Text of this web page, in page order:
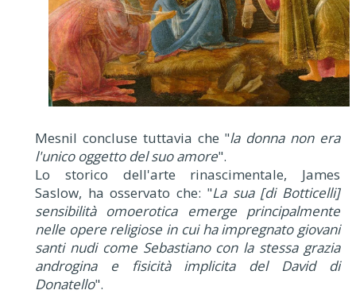
Mesnil concluse tuttavia che "la donna non era
l'unico oggetto del suo amore".
Lo storico dell'arte rinascimentale, James
Saslow, ha osservato che: "La sua [di Botticelli]
sensibilità omoerotica emerge principalmente
nelle opere religiose in cui ha impregnato giovani
santi nudi come Sebastiano con la stessa grazia
androgina e fisicità implicita del David di
Donatello".